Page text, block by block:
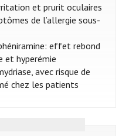
et prurit oculaires
de l’allergie sous-
effet rebond
et hyperémie
avec risque de
chez les patients